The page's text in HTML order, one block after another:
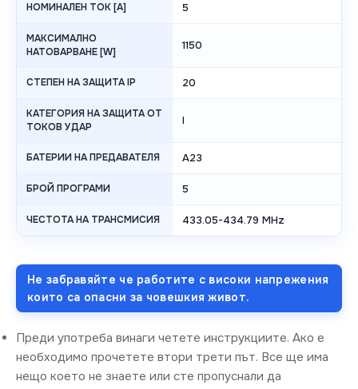
НОМИНАЛЕН ТОК [A] 5
МАКСИМАЛНО
НАТОВАРВАНЕ [W]
1150
СТЕПЕН НА ЗАЩИТА IP 20
КАТЕГОРИЯ НА ЗАЩИТА ОТ
ТОКОВ УДАР
I
БАТЕРИИ НА ПРЕДАВАТЕЛЯ A23
БРОЙ ПРОГРАМИ 5
ЧЕСТОТА НА ТРАНСМИСИЯ 433.05-434.79 MHz
Не забравяйте че работите с високи напрежения
които са опасни за човешкия живот.
Преди употреба винаги четете инструкциите. Ако е
необходимо прочетете втори трети път. Все ще има
нещо което не знаете или сте пропуснали да